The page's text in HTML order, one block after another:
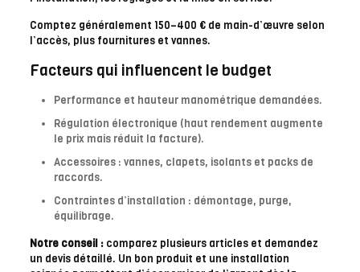
Comptez généralement 150–400 € de main-d’œuvre selon
l’accès, plus fournitures et vannes.
Facteurs qui influencent le budget
Performance et hauteur manométrique demandées.
Régulation électronique (haut rendement augmente
le prix mais réduit la facture).
Accessoires : vannes, clapets, isolants et packs de
raccords.
Contraintes d’installation : démontage, purge,
équilibrage.
Notre conseil :comparez plusieurs articles et demandez
un devis détaillé. Un bon produit et une installation